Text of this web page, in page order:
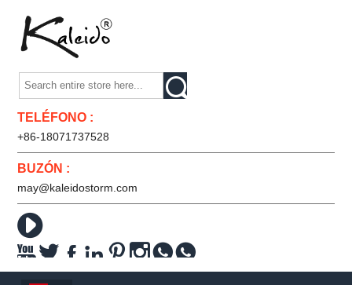

TELÉFONO :
+86-18071737528
BUZÓN :
may@kaleidostorm.com

     